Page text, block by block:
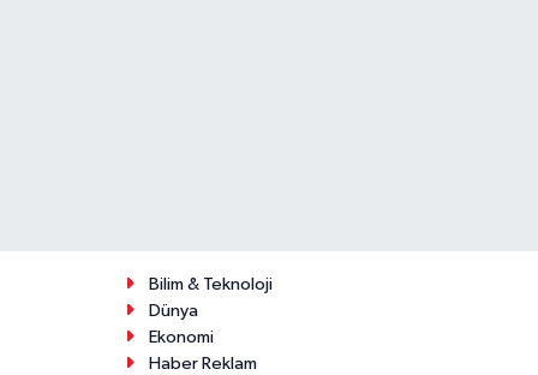
Bilim & Teknoloji
Dünya
Ekonomi
Haber Reklam